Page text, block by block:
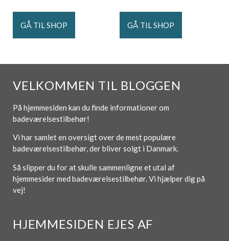
GÅ TIL SHOP GÅ TIL SHOP
VELKOMMEN TIL BLOGGEN
På hjemmesiden kan du finde informationer om
badeværelsestilbehør!
Vi har samlet en oversigt over de mest populære
badeværelsestilbehør, der bliver solgt i Danmark.
Så slipper du for at skulle sammenligne et utal af
hjemmesider med badeværelsestilbehør. Vi hjælper dig på
vej!
HJEMMESIDEN EJES AF